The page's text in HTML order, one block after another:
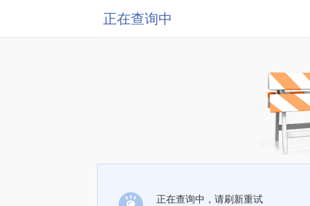
正在查询中
正在查询中，请刷新重试